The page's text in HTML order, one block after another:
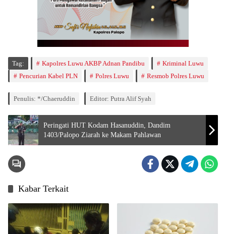
Tag: Kapolres Luwu AKBP Adnan Pandibu
Kriminal Luwu
Pencurian Kabel PLN
Polres Luwu Resmob Polres Luwu
Penulis: */Chaeruddin Editor: Putra Alif Syah
Peringati HUT Kodam Hasanuddin, Dandim
1403/Palopo Ziarah ke Makam Pahlawan
Kabar Terkait